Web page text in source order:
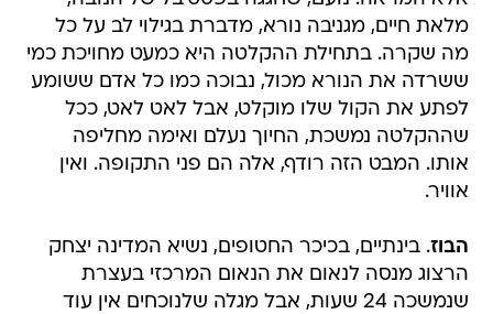
מלאת חיים, מגניבה נורא, מדברת בגילוי לב על כל
מה שקרה. בתחילת ההקלטה היא כמעט מחויכת כמי
ששרדה את הנורא מכול, נבוכה כמו כל אדם ששומע
לפתע את הקול שלו מוקלט, אבל לאט לאט, ככל
שההקלטה נמשכת, החיוך נעלם ואימה מחליפה
אותו. המבט הזה רודף, אלה הם פני התקופה. ואין
אוויר.
הבוז. בינתיים, בכיכר החטופים, נשיא המדינה יצחק
הרצוג מנסה לנאום את הנאום המרכזי בעצרת
שנמשכה 24 שעות, אבל מגלה שלנוכחים אין עוד